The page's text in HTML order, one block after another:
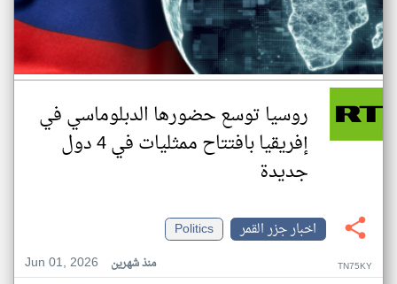
روسيا توسع حضورها الدبلوماسي في
إفريقيا بافتتاح ممثليات في 4 دول
جديدة
اخبار جزر القمر
Politics
Jun 01, 2026
منذ شهرين TN75KY